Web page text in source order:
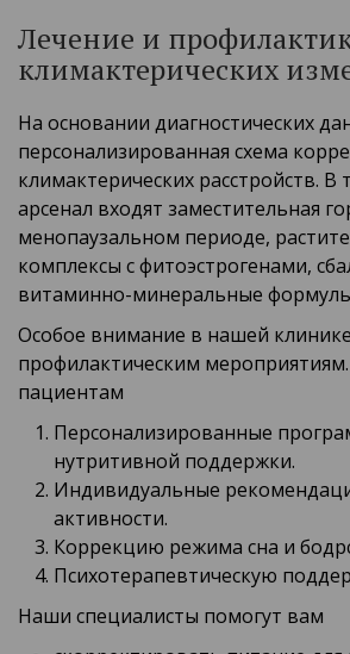
Лечение и
климактерических
На основании диагностических
персонализированная схема
климактерических расстройств. В
арсенал входят заместительная
менопаузальном периоде,
комплексы с фитоэстрогенами,
витаминно-минеральные
Особое внимание в нашей клинике
профилактическим
пациентам
Персонализированные
нутритивной поддержки.
Индивидуальные
активности.
Коррекцию режима сна и
Психотерапевтическую
Наши специалисты помогут вам